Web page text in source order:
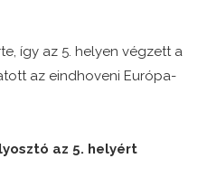
így az 5. helyen végzett a
az eindhoveni Európa-
az 5. helyért